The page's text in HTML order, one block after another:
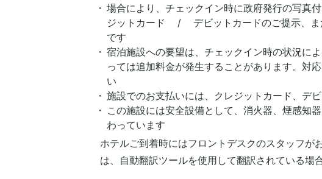
場合により、チェックイン時に政府発行の写真
ジットカード / デビットカードのご提示、ま
です
宿泊施設への要望は、チェックイン時の状況に
っては追加料金が発生することがあります。対
い
施設でのお支払いには、クレジットカード、デ
この施設には安全設備として、消火器、煙感知
わっています
ホテルご到着時にはフロントデスクのスタッフが
は、自動翻訳ツールを使用して翻訳されている場